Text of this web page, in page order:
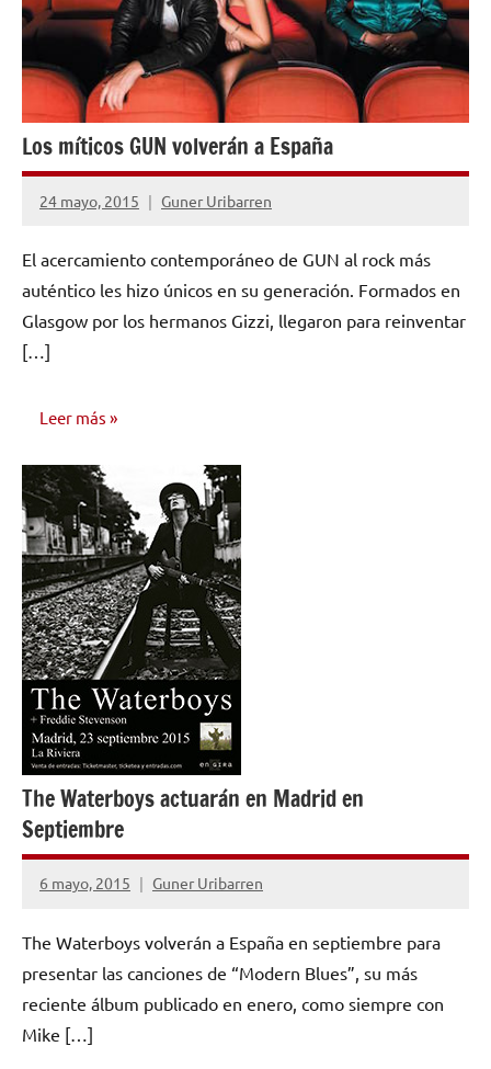
Los míticos GUN volverán a España
24 mayo, 2015 Guner Uribarren
No
comentarios
El acercamiento contemporáneo de GUN al rock más
auténtico les hizo únicos en su generación. Formados en
Glasgow por los hermanos Gizzi, llegaron para reinventar
[…]
Leer más
NOTICIAS
The Waterboys actuarán en Madrid en
Septiembre
6 mayo, 2015 Guner Uribarren
No
comentarios
The Waterboys volverán a España en septiembre para
presentar las canciones de “Modern Blues”, su más
reciente álbum publicado en enero, como siempre con
Mike […]